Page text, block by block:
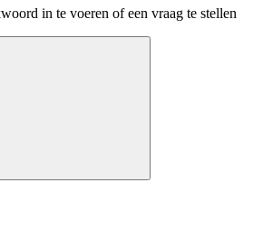
in te voeren of een vraag te stellen